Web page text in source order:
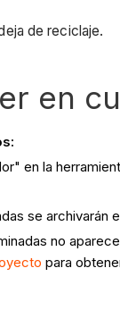
de reciclaje.
en
en la
se archivarán
no
para